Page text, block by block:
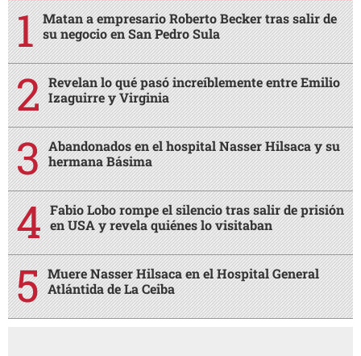
Matan a empresario Roberto Becker tras salir de
su negocio en San Pedro Sula
Revelan lo qué pasó increíblemente entre Emilio
Izaguirre y Virginia
Abandonados en el hospital Nasser Hilsaca y su
hermana Básima
Fabio Lobo rompe el silencio tras salir de prisión
en USA y revela quiénes lo visitaban
Muere Nasser Hilsaca en el Hospital General
Atlántida de La Ceiba